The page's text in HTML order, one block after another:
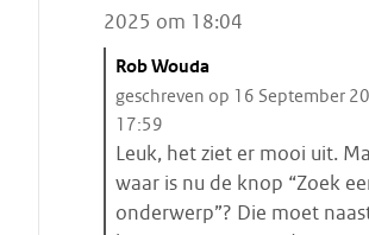
2025 om 18:04
C
i
t
a
a
t
Rob Wouda
geschreven op 16 September
17:59
Leuk, het ziet er mooi uit.
waar is nu de knop “Zoek
onderwerp”? Die moet